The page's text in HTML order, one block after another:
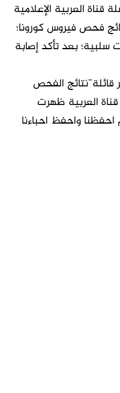
العربية الإعلامية
فحص فيروس كورونا؛
سلبية؛ بعد تأكد إصابة
الفحص
العربية ظهرت
احفظنا واحفظ احباءنا